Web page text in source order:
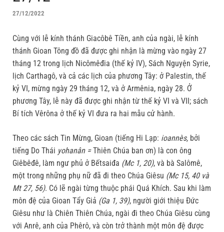
27/12/2022
Cùng với lễ kính thánh Giacôbê Tiền, anh của ngài, lễ kính
thánh Gioan Tông đồ đã được ghi nhận là mừng vào ngày 27
tháng 12 trong lịch Nicômêđia (thế kỷ IV), Sách Nguyện Syrie,
lịch Carthagô, và cả các lịch của phương Tây: ở Palestin, thế
kỷ VI, mừng ngày 29 tháng 12, và ở Armênia, ngày 28. Ở
phương Tây, lễ này đã được ghi nhận từ thế kỷ VI và VII; sách
Bí tích Vêrôna ở thế kỷ VI đưa ra hai mẫu cử hành.
Theo các sách Tin Mừng, Gioan (tiếng Hi Lạp: ioannès, bởi
tiếng Do Thái yohanân =Thiên Chúa ban ơn) là con ông
Giêbêđê, làm ngư phủ ở Bếtsaiđa (Mc 1, 20), và bà Salômê,
một trong những phụ nữ đã đi theo Chúa Giêsu (Mc 15, 40 và
Mt 27, 56). Có lẽ ngài từng thuộc phái Quá Khích. Sau khi làm
môn đệ của Gioan Tẩy Giả (Ga 1, 39), người giới thiệu Đức
Giêsu như là Chiên Thiên Chúa, ngài đi theo Chúa Giêsu cùng
với Anrê, anh của Phêrô, và còn trở thành một môn đệ được